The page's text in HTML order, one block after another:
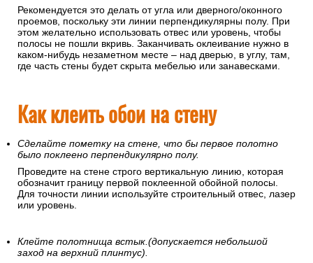
Рекомендуется это делать от угла или дверного/оконного
проемов, поскольку эти линии перпендикулярны полу. При
этом желательно использовать отвес или уровень, чтобы
полосы не пошли вкривь. Заканчивать оклеивание нужно в
каком-нибудь незаметном месте – над дверью, в углу, там,
где часть стены будет скрыта мебелью или занавесками.
Как клеить обои на стену
Сделайте пометку на стене, что бы первое полотно
было поклеено перпендикулярно полу.
Проведите на стене строго вертикальную линию, которая
обозначит границу первой поклеенной обойной полосы.
Для точности линии используйте строительный отвес, лазер
или уровень.
Клейте полотнища встык.(допускается небольшой
заход на верхний плинтус).